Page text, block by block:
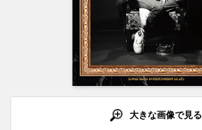
大きな画像で見る